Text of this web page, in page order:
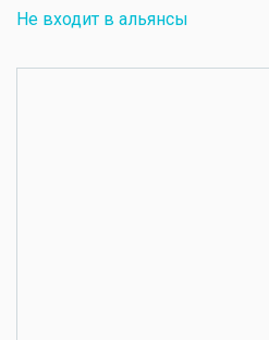
Не входит в альянсы